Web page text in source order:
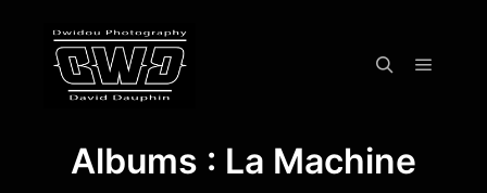
Albums : La Machine